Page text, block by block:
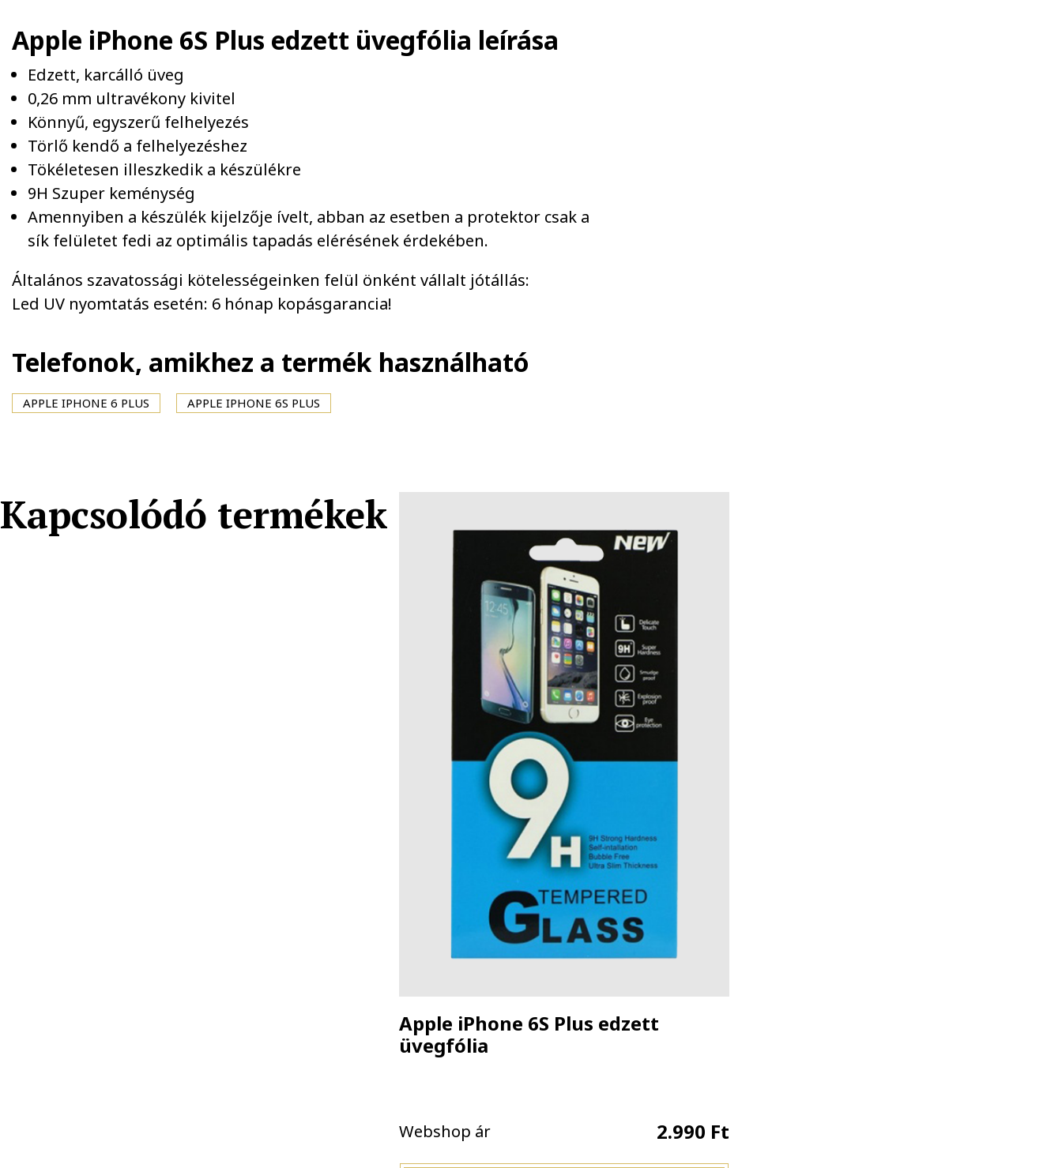
Apple iPhone 6S Plus edzett üvegfólia leírása
Edzett, karcálló üveg
0,26 mm ultravékony kivitel
Könnyű, egyszerű felhelyezés
Törlő kendő a felhelyezéshez
Tökéletesen illeszkedik a készülékre
9H Szuper keménység
Amennyiben a készülék kijelzője ívelt, abban az esetben a protektor csak a
sík felületet fedi az optimális tapadás elérésének érdekében.
Általános szavatossági kötelességeinken felül önként vállalt jótállás:
Led UV nyomtatás esetén: 6 hónap kopásgarancia!
Telefonok, amikhez a termék használható
APPLE IPHONE 6 PLUS APPLE IPHONE 6S PLUS
Kapcsolódó termékek
Apple iPhone 6S Plus edzett
üvegfólia
Webshop ár 2.990 Ft